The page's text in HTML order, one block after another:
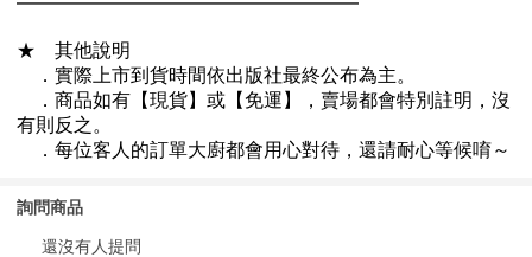
詢問商品
還沒有人提問